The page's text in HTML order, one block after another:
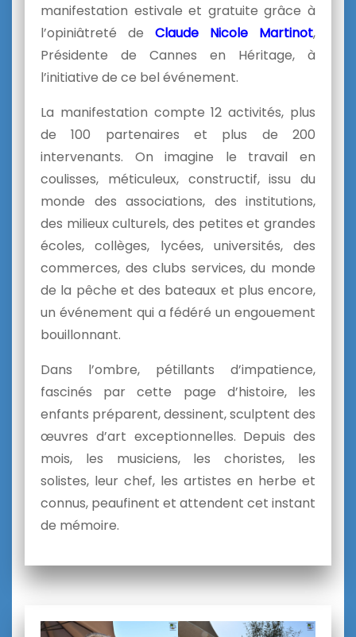
manifestation estivale et gratuite grâce à
l’opiniâtreté de Claude Nicole Martinot,
Présidente de Cannes en Héritage, à
l’initiative de ce bel événement.
La manifestation compte 12 activités, plus
de 100 partenaires et plus de 200
intervenants. On imagine le travail en
coulisses, méticuleux, constructif, issu du
monde des associations, des institutions,
des milieux culturels, des petites et grandes
écoles, collèges, lycées, universités, des
commerces, des clubs services, du monde
de la pêche et des bateaux et plus encore,
un événement qui a fédéré un engouement
bouillonnant.
Dans l’ombre, pétillants d’impatience,
fascinés par cette page d’histoire, les
enfants préparent, dessinent, sculptent des
œuvres d’art exceptionnelles. Depuis des
mois, les musiciens, les choristes, les
solistes, leur chef, les artistes en herbe et
connus, peaufinent et attendent cet instant
de mémoire.